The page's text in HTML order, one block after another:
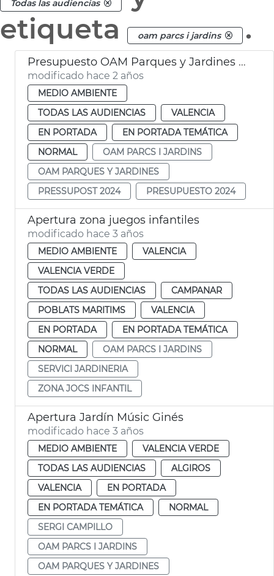
Todas las audiencias
etiqueta
oam parcs i jardins .
Presupuesto OAM Parques y Jardines 2024
modificado hace 2 años
MEDIO AMBIENTE
TODAS LAS AUDIENCIAS
VALENCIA
EN PORTADA
EN PORTADA TEMÁTICA
NORMAL
OAM PARCS I JARDINS
OAM PARQUES Y JARDINES
PRESSUPOST 2024
PRESUPUESTO 2024
Apertura zona juegos infantiles
modificado hace 3 años
MEDIO AMBIENTE
VALENCIA
VALENCIA VERDE
TODAS LAS AUDIENCIAS
CAMPANAR
POBLATS MARITIMS
VALENCIA
EN PORTADA
EN PORTADA TEMÁTICA
NORMAL
OAM PARCS I JARDINS
SERVICI JARDINERIA
ZONA JOCS INFANTIL
Apertura Jardín Músic Ginés
modificado hace 3 años
MEDIO AMBIENTE
VALENCIA VERDE
TODAS LAS AUDIENCIAS
ALGIROS
VALENCIA
EN PORTADA
EN PORTADA TEMÁTICA
NORMAL
SERGI CAMPILLO
OAM PARCS I JARDINS
OAM PARQUES Y JARDINES